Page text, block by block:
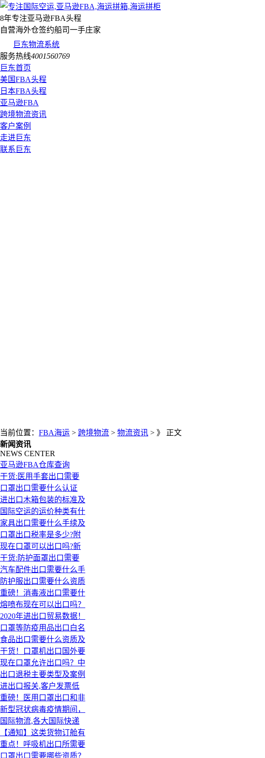
8年专注亚马逊FBA头程
自营海外仓签约船司一手庄家
巨东物流系统
服务热线4001560769
巨东首页
美国FBA头程
日本FBA头程
亚马逊FBA
跨境物流资讯
客户案例
走进巨东
联系巨东
当前位置： FBA海运 > 跨境物流 > 物流资讯 > 》 正文
新闻资讯
NEWS CENTER
亚马逊FBA仓库查询
干货:医用手套出口需要
口罩出口需要什么认证
进出口木箱包装的标准及
国际空运的运价种类有什
家具出口需要什么手续及
口罩出口税率是多少?附
现在口罩可以出口吗?新
干货:防护面罩出口需要
汽车配件出口需要什么手
防护服出口需要什么资质
重磅！消毒液出口需要什
熔喷布现在可以出口吗？
2020年进出口贸易数据！
口罩等防疫用品出口白名
食品出口需要什么资质及
干货！口罩机出口国外要
现在口罩允许出口吗？中
出口退税主要类型及案例
进出口报关,客户发票低
重磅！医用口罩出口和非
新型冠状病毒疫情期间，
国际物流,各大国际快递
【通知】这类货物订舱有
重点！呼吸机出口所需要
口罩出口需要哪些资质？